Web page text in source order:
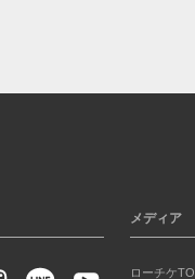
メディア
ローチケ